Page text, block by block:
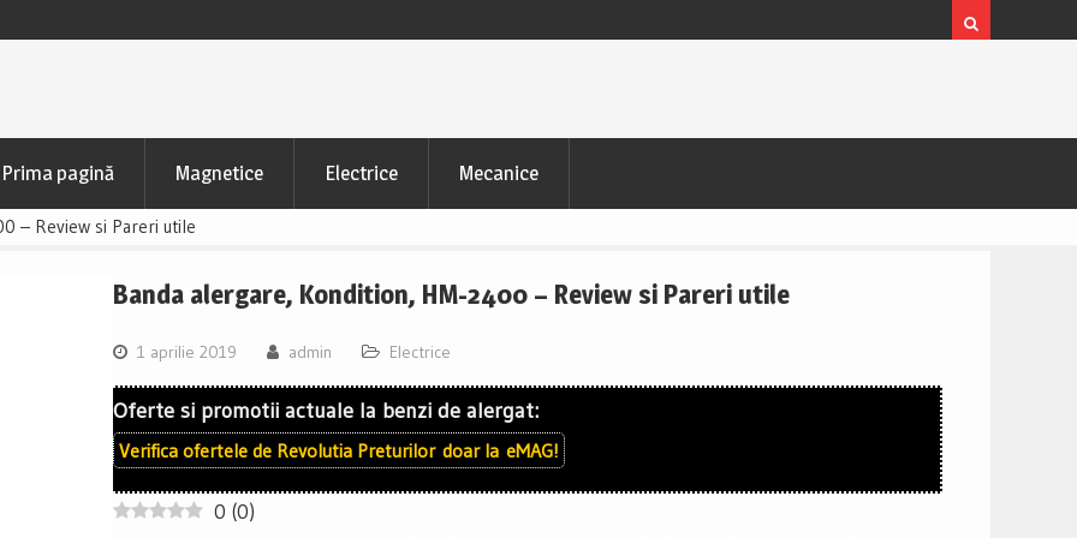
Prima pagină Magnetice Electrice Mecanice
– Review si Pareri utile
Banda alergare, Kondition, HM-2400 – Review si Pareri utile
1 aprilie 2019 admin Electrice
Oferte si promotii actuale la benzi de alergat:
Verifica ofertele de Revolutia Preturilor doar la eMAG!
0 (0)